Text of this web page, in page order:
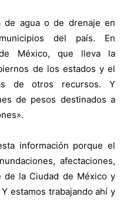
de agua o de drenaje en
del país. En
México, que lleva la
de los estados y el
de otros recursos. Y
de pesos destinados a
información porque el
afectaciones,
la Ciudad de México y
estamos trabajando ahí y